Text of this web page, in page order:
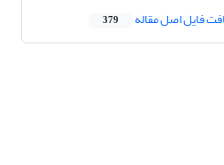
فایل اصل مقاله 379